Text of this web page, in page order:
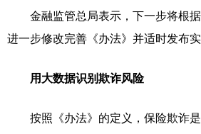
金融监管总局表示，下一步将根据
进一步修改完善《办法》并适时发布实
用大数据识别欺诈风险
按照《办法》的定义，保险欺诈是